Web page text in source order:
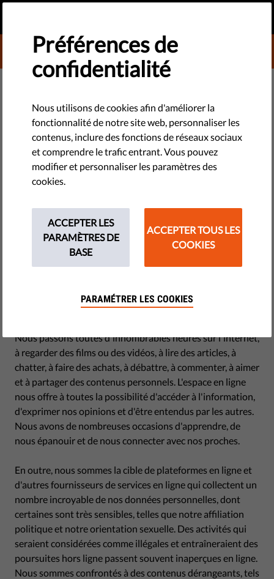
DONATE TO LIBERTIES
Directive sur les services
numériques : quels sont ses
principaux objectifs ?
La législation sur les services numériques est un nouveau
texte législatif qui va réglementer « l'ouest sauvage » du
monde en ligne au sein de l'UE. Elle concerne les entreprises
qui fournissent des services en ligne dans l'UE ou aux
citoyens de l'UE.
Nous passons toutes d'innombrables heures sur l'internet,
à regarder des films ou des vidéos, à lire des articles, à
chatter, à faire des achats, à débattre, à commenter, à aimer
et à partager des contenus personnels. L'espace en ligne
nous offre à toutes la possibilité d'accéder à l'information,
d'exprimer nos opinions et d'être entendus par les autres.
Nous avons de nombreuses occasions d'apprendre, de
nous épanouir et de nous connecter avec nos proches.
En outre, nous sommes la cible de plateformes en ligne et
d'autres fournisseurs de services en ligne qui collectent un
nombre incroyable de nos données personnelles, dont
certaines sont très sensibles, telles que notre affiliation
politique et notre orientation sexuelle. Des activités qui
seraient considérées comme illégales et entraîneraient des
poursuites hors ligne passent souvent inaperçues en ligne.
Nous sommes confrontés à des contenus dérangeants, tels
Préférences de
confidentialité
Nous utilisons de cookies afin d'améliorer la
fonctionnalité de notre site web, personnaliser les
contenus, inclure des fonctions de réseaux sociaux
et comprendre le trafic entrant. Vous pouvez
modifier et personnaliser les paramètres des
cookies.
ACCEPTER LES
PARAMÈTRES DE
BASE
ACCEPTER TOUS LES
COOKIES
PARAMÉTRER LES COOKIES